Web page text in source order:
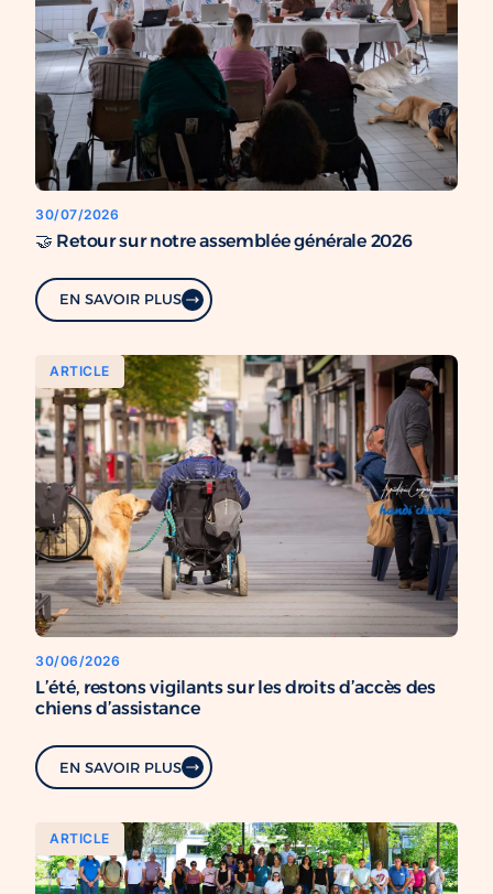
30/07/2026
🤝 Retour sur notre assemblée générale 2026
EN SAVOIR PLUS
ARTICLE
30/06/2026
L’été, restons vigilants sur les droits d’accès des
chiens d’assistance
EN SAVOIR PLUS
ARTICLE